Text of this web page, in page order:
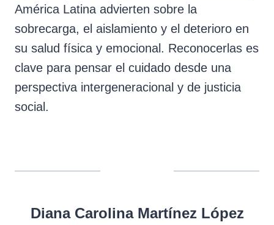
América Latina advierten sobre la
sobrecarga, el aislamiento y el deterioro en
su salud física y emocional. Reconocerlas es
clave para pensar el cuidado desde una
perspectiva intergeneracional y de justicia
social.
Diana Carolina Martínez López